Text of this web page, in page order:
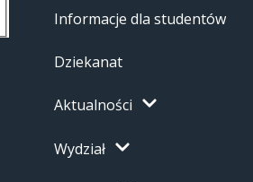
Informacje dla studentów
Dziekanat
Aktualności
Wydział